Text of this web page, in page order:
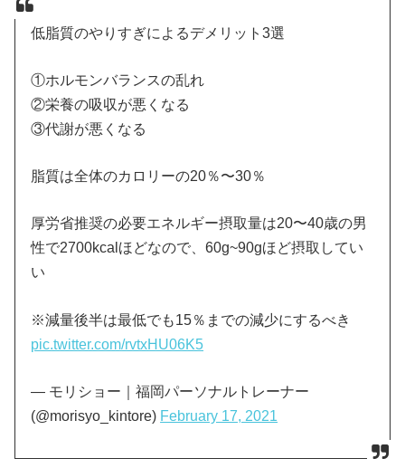
低脂質のやりすぎによるデメリット3選
①ホルモンバランスの乱れ
②栄養の吸収が悪くなる
③代謝が悪くなる
脂質は全体のカロリーの20％〜30％
厚労省推奨の必要エネルギー摂取量は20〜40歳の男
性で2700kcalほどなので、60g~90gほど摂取してい
い
※減量後半は最低でも15％までの減少にするべき
pic.twitter.com/rvtxHU06K5
— モリショー｜福岡パーソナルトレーナー
(@morisyo_kintore) February 17, 2021